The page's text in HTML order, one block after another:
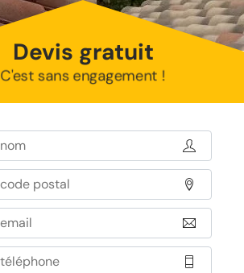
Devis gratuit
C'est sans engagement !